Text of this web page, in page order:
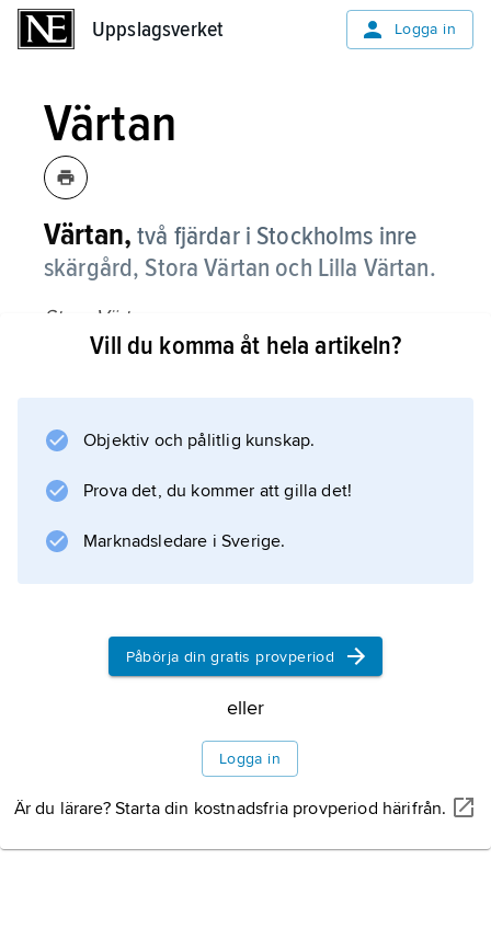
Uppslagsverket Logga in
Värtan
Värtan, två fjärdar i Stockholms inre
skärgård, Stora Värtan och Lilla Värtan.
Stora Värtan
utbreder sig norrut från nordvästra Lidingö
Lilla Värtan
Stockholm. I södra delen, på Norra
hamnar: Värtahamnen, Frihamnen och
Information om artikeln
Vill du komma åt hela artikeln?
Objektiv och pålitlig kunskap.
Prova det, du kommer att gilla det!
Marknadsledare i Sverige.
Påbörja din gratis provperiod
eller
Logga in
Är du lärare? Starta din kostnadsfria provperiod härifrån.